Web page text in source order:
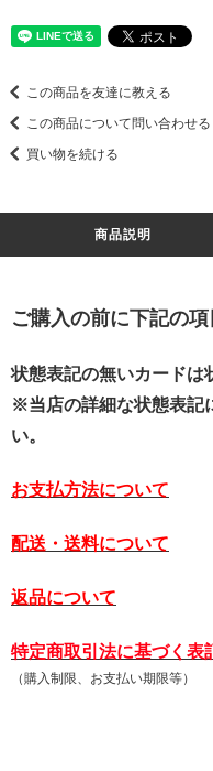
この商品を友達に教える
この商品について問い合わせる
買い物を続ける
商品説明
ご購入の前に下記の項
状態表記の無いカードは
※当店の詳細な状態表記
い。
お支払方法について
配送・送料について
返品について
特定商取引法に基づく表
（購入制限、お支払い期限等）